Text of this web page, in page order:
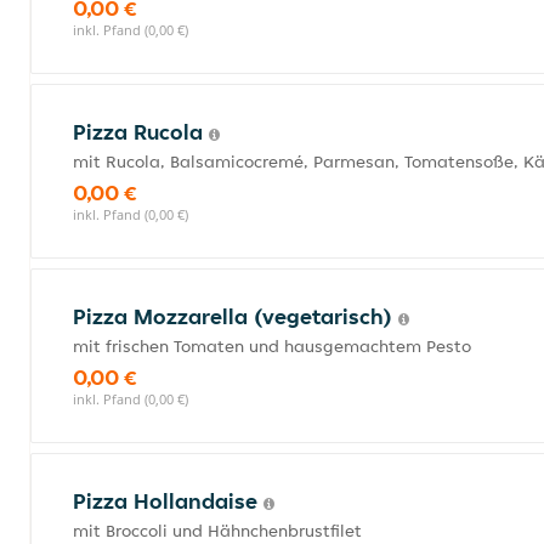
0,00 €
inkl. Pfand (0,00 €)
Pizza Rucola
mit Rucola, Balsamicocremé, Parmesan, Tomatensoße,
0,00 €
inkl. Pfand (0,00 €)
Pizza Mozzarella (vegetarisch)
mit frischen Tomaten und hausgemachtem Pesto
0,00 €
inkl. Pfand (0,00 €)
Pizza Hollandaise
mit Broccoli und Hähnchenbrustfilet